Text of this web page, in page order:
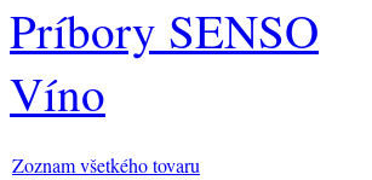
Príbory SENSO
Víno
Zoznam všetkého tovaru